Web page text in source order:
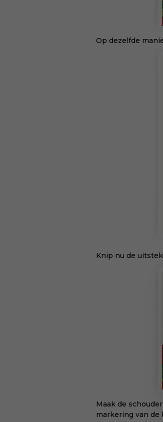
Op dezelfde
Knip nu de
Maak de
markering van de